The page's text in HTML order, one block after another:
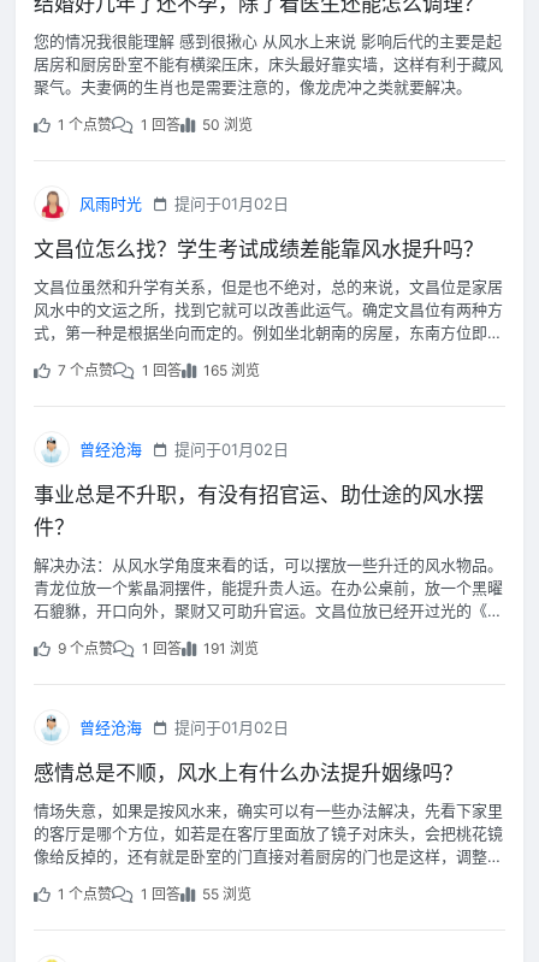
您的情况我很能理解 感到很揪心 从风水上来说 影响后代的主要是起
居房和厨房卧室不能有横梁压床，床头最好靠实墙，这样有利于藏风
聚气。夫妻俩的生肖也是需要注意的，像龙虎冲之类就要解决。
1 个点赞 1 回答 50 浏览
风雨时光 提问于01月02日
文昌位怎么找？学生考试成绩差能靠风水提升吗？
文昌位虽然和升学有关系，但是也不绝对，总的来说，文昌位是家居
风水中的文运之所，找到它就可以改善此运气。确定文昌位有两种方
式，第一种是根据坐向而定的。例如坐北朝南的房屋，东南方位即是
7 个点赞 1 回答 165 浏览
曾经沧海 提问于01月02日
事业总是不升职，有没有招官运、助仕途的风水摆
件？
解决办法：从风水学角度来看的话，可以摆放一些升迁的风水物品。
青龙位放一个紫晶洞摆件，能提升贵人运。在办公桌前，放一个黑曜
石貔貅，开口向外，聚财又可助升官运。文昌位放已经开过光的《道
9 个点赞 1 回答 191 浏览
曾经沧海 提问于01月02日
感情总是不顺，风水上有什么办法提升姻缘吗？
情场失意，如果是按风水来，确实可以有一些办法解决，先看下家里
的客厅是哪个方位，如若是在客厅里面放了镜子对床头，会把桃花镜
像给反掉的，还有就是卧室的门直接对着厨房的门也是这样，调整这
1 个点赞 1 回答 55 浏览